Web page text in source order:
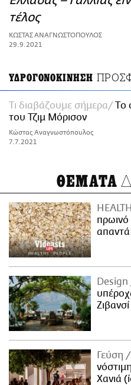
ΑΜΠΑ
PRINT
τέλος
ΚΩΣΤΑΣ ΑΝΑΓΝΩΣΤΟΠΟΥΛΟΣ
29.9.2021
ΥΔΡΟΓΟΝΟΚΙΝΗΣΗ
Τι διαβάζουμε σήμερα
Tο
του Τζιμ Μόρισον
Κώστας Αναγνωστόπουλος
7.7.2021
ΘΕΜΑΤΑ
απαντά
Design
Ζιβανσί
Γεύση
Χανιά